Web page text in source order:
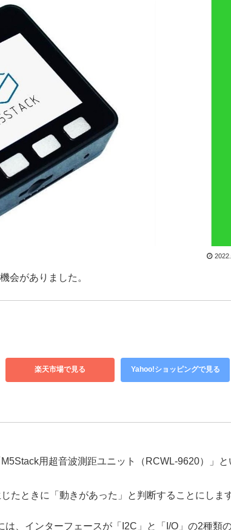
会がありました。
楽天市場で見る Yahoo!ショッピングで見る
用超音波測距ユニット（RCWL-9620）」と
たときに「動きがあった」と判断することにします
、インターフェースが「I2C」と「I/O」の2種類